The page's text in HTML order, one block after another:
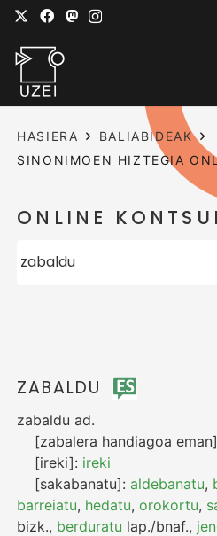
HASIERA
BALIABIDEAK
SINONIMOEN HIZTEGIA
ONLINE
ZABALDU
zabaldu ad.
[zabalera handiagoa
[ireki]: ireki
[sakabanatu]:aldebanatu,
barreiatu, hedatu,orokortu,
bizk., berduratu lap./bnaf.,